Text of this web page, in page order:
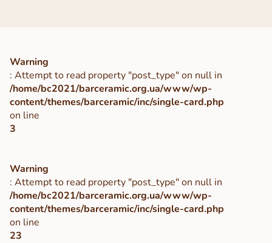
Warning
: Attempt to read property "post_type" on null in
/home/bc2021/barceramic.org.ua/www/wp-
content/themes/barceramic/inc/single-card.php
on line
3
Warning
: Attempt to read property "post_type" on null in
/home/bc2021/barceramic.org.ua/www/wp-
content/themes/barceramic/inc/single-card.php
on line
23